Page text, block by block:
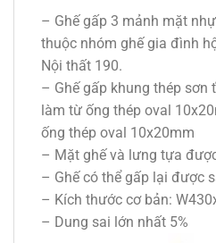
– Ghế gấp 3 mảnh mặt
thuộc nhóm ghế gia đình
Nội thất 190.
– Ghế gấp khung thép sơn
làm từ ống thép oval
ống thép oval 10x20mm
– Mặt ghế và lưng tựa
– Ghế có thể gấp lại được
– Kích thước cơ bản:
– Dung sai lớn nhất 5%